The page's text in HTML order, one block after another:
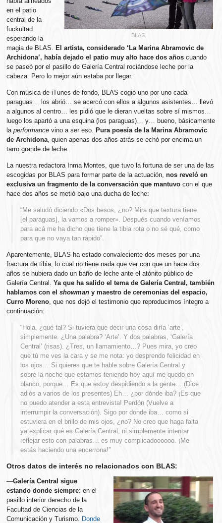
BLAS.
en el patio
central de la
fuckultad
esperando la
magia de BLAS. El artista, considerado ‘La Marina Abramovic de
Archidona’, había dejado el patio muy alto hace dos años cuando
se paseó por el pasillo de Galería Central rociándose leche por la
cabeza. Pero lo mejor aún estaba por llegar.
Con música de iTunes de fondo, BLAS cogió uno por uno cada
paraguas… los abrió… se acercó con ellos a algunos asistentes… llevó
a algunos al centro… les pidió que le dieran vueltas sobre sí mismos…
luego los apartó a una esquina (los paraguas)… y… bueno, básicamente
laperformance vino a ser eso. Pura poesía de la Marina Abramovic
de Archidona, quien apenas dos años atrás se echó por encima un
tarro grande de leche.
La nuestra redactora Inma Montes, que tuvo la fortuna de ser una de las
escogidas por BLAS para formar parte de la actuación,nos reveló en
exclusiva un fragmento de la conversación que mantuvo con el que
hace dos años se metió bajo una ducha de leche:
“Me saludó diciendo «Dos besos, ¿no? Mira que textura tiene
[el paraguas], la vamos a romper». Después cuando veníamos
para acá me ha dicho que tiene la tibia rota o no sé qué, como
para que no vaya tan rápido”.
Aparentemente, BLAS ha estado convaleciente dos meses por una
fractura de tibia, lo cual no tiene nada que ver con que un hace dos
años se hubiera dado un baño de leche ante el atónito público de
Galería Central.Ya que ha salido el tema de Galería Central, también
hablamos con elshowman y maestro de ceremonias del espacio,
Curro Moreno, que nos dejó el testimonio que reproducimos íntegro a
continuación:
“Hola, ¿qué tal? Si tuviera que decir una cosa diría ‘arte’,
simplemente. ¿Una palabra? ‘Arte’. Y dos palabras, ‘Galería
Central’ (risas). ¿Tres, un llamamiento…? Pues mira, yo creo
que tú me ves la cara y se me nota: yo desprendo felicidad en
los ojos… Si quieres que te hable sobre Galería Central y
sobre la noche que estamos teniendo hoy aquí me quedo en
blanco, porque… Es que estoy despidiendo a la gente… (Dice
adiós a varios de los presentes) Eh… ¿por dónde iba? ¡Es que
no puedo atender a esta entrevista! Perdón (Vuelve a
interrumpir la conversación). Sigo por donde iba… como si
estuviera en el brillo de mis ojos, ¿no? No creo que haga falta
ya explicar qué es Galería Central, ni simplemente intentar
reflejar esto con palabras… es muy complicadoooooo. ¡Me
estás haciendo una encerrona!”
Otros datos de interés no relacionados con BLAS:
—Galería Central sigue
estando donde siempre: en el
pasillo interior derecho de la
Facultad de Ciencias de la
Comunicación y Turismo. Donde